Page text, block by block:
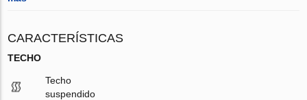
CARACTERÍSTICAS
TECHO
Techo
suspendido